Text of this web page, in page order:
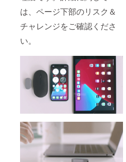
は、ページ下部のリスク＆
チャレンジをご確認くださ
い。